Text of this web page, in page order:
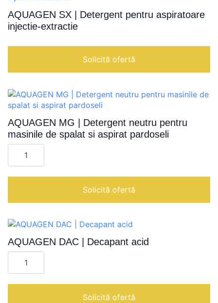
AQUAGEN SX | Detergent pentru aspiratoare
injectie-extractie
Solicită ofertă
AQUAGEN MG | Detergent neutru pentru
masinile de spalat si aspirat pardoseli
Cantitate
AQUAGEN
Detergent
masinile
spalat
si
pardoseli
Solicită ofertă
AQUAGEN DAC | Decapant acid
Cantitate
AQUAGEN
DAC
Decapant
Solicită ofertă